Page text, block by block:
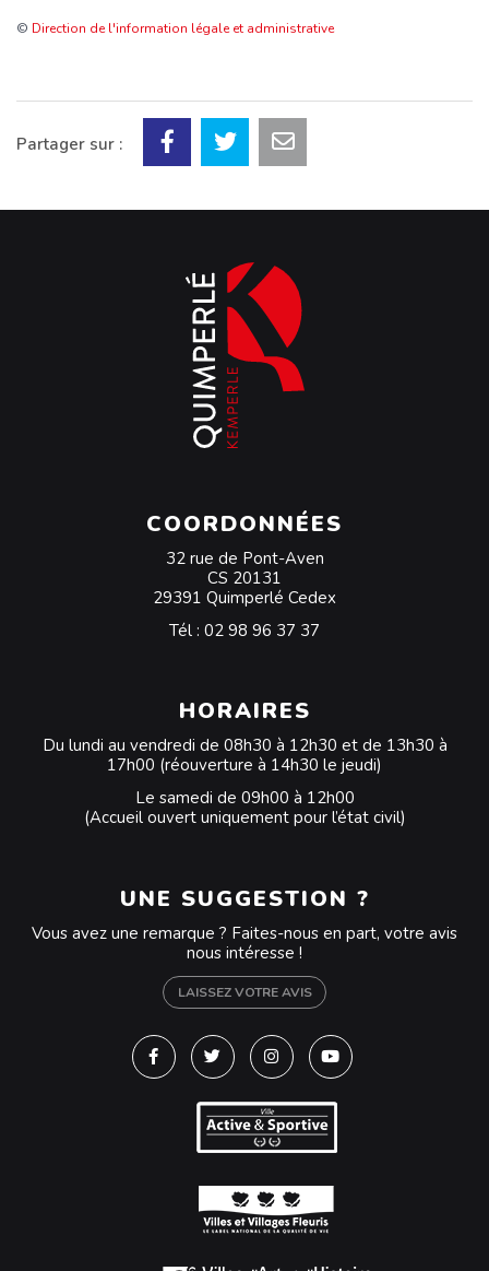
© Direction de l'information légale et administrative
Partager sur :
COORDONNÉES
32 rue de Pont-Aven
CS 20131
29391 Quimperlé Cedex
Tél : 02 98 96 37 37
HORAIRES
Du lundi au vendredi de 08h30 à 12h30 et de 13h30 à
17h00 (réouverture à 14h30 le jeudi)
Le samedi de 09h00 à 12h00
(Accueil ouvert uniquement pour l’état civil)
UNE SUGGESTION ?
Vous avez une remarque ? Faites-nous en part, votre avis
nous intéresse !
LAISSEZ VOTRE AVIS
Lien vers le compte Facebook
Lien vers le compte Twitter
Lien vers le compte
Lien vers la chaîne